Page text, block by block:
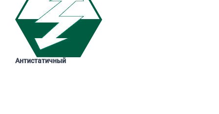
Антистатичный